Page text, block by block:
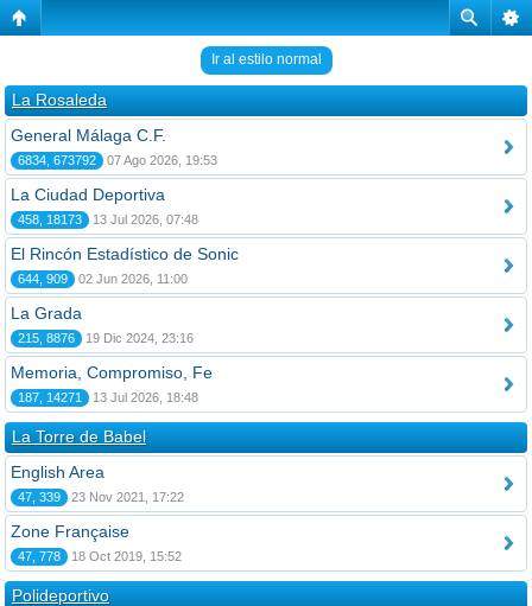
Ir al estilo normal
La Rosaleda
General Málaga C.F.
6834, 673792 07 Ago 2026, 19:53
La Ciudad Deportiva
458, 18173 13 Jul 2026, 07:48
El Rincón Estadístico de Sonic
644, 909 02 Jun 2026, 11:00
La Grada
215, 8876 19 Dic 2024, 23:16
Memoria, Compromiso, Fe
187, 14271 13 Jul 2026, 18:48
La Torre de Babel
English Area
47, 339 23 Nov 2021, 17:22
Zone Française
47, 778 18 Oct 2019, 15:52
Polideportivo